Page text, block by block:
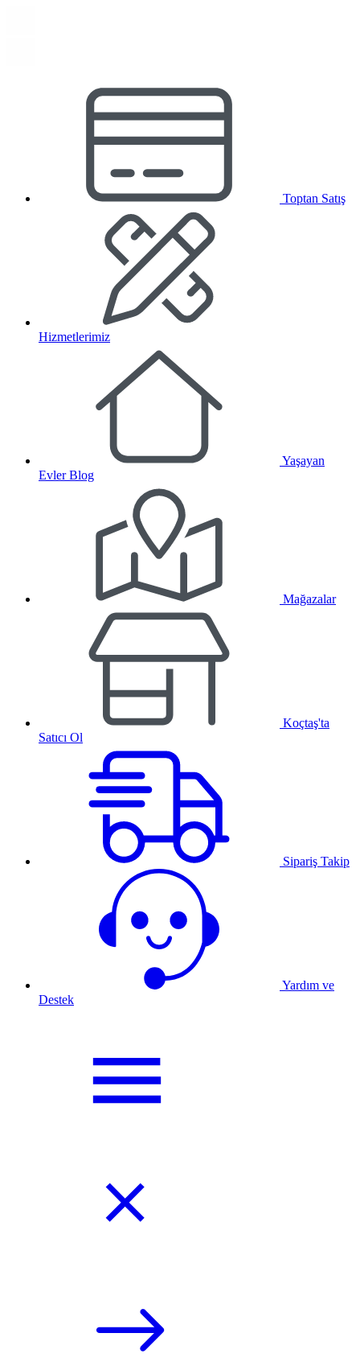
Toptan Satış
Hizmetlerimiz
Yaşayan
Evler Blog
Mağazalar
Koçtaş'ta
Satıcı Ol
Sipariş Takip
Yardım ve
Destek